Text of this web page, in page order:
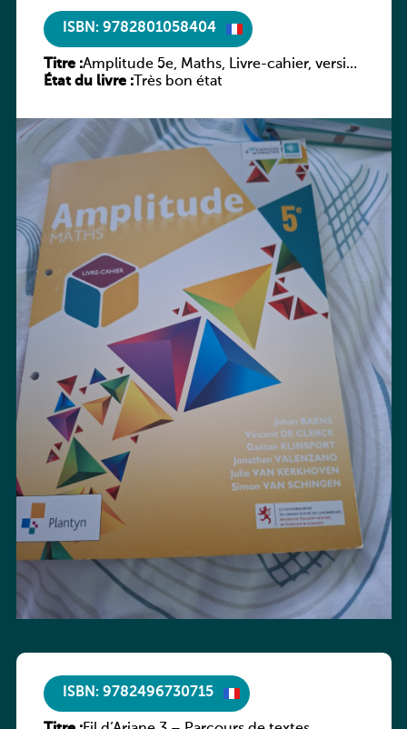
ISBN: 9782801058404
Titre :Amplitude 5e, Maths, Livre-cahier, version
luxembourgeoise
État du livre :Très bon état
ISBN: 9782496730715